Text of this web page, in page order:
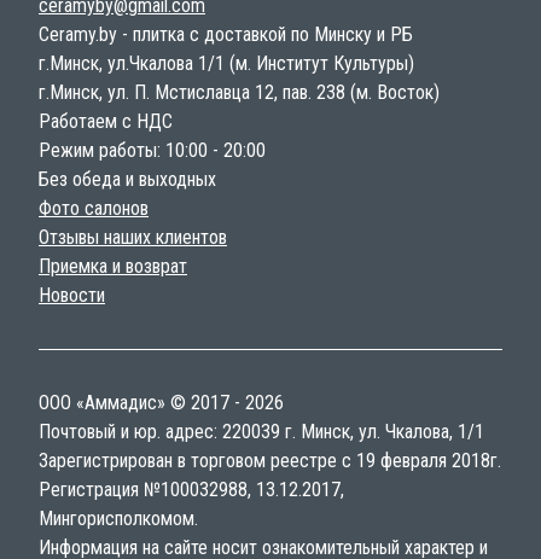
ceramyby@gmail.com
Ceramy.by - плитка с доставкой по Минску и РБ
г.Минск, ул.Чкалова 1/1 (м. Институт Культуры)
г.Минск, ул. П. Мстиславца 12, пав. 238 (м. Восток)
Работаем с НДС
Режим работы: 10:00 - 20:00
Без обеда и выходных
Фото салонов
Отзывы наших клиентов
Приемка и возврат
Новости
ООО «Аммадис» © 2017 - 2026
Почтовый и юр. адрес: 220039 г. Минск, ул. Чкалова, 1/1
Зарегистрирован в торговом реестре с 19 февраля 2018г.
Регистрация №100032988, 13.12.2017,
Мингорисполкомом.
Информация на сайте носит ознакомительный характер и